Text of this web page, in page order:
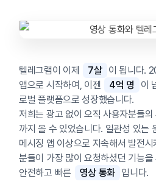
텔레그램이 이제 7살 이 됩니다.
앱으로 시작하여, 이젠
4억 명
이
로벌 플랫폼으로 성장했습니다.
저희는 광고 없이 오직 사용자분들의
까지 올 수 있었습니다. 일관성 있는
메시징 앱 이상으로 지속해서 발전
분들이 가장 많이 요청하셨던 기능
안전하고 빠른
영상 통화 입니다.